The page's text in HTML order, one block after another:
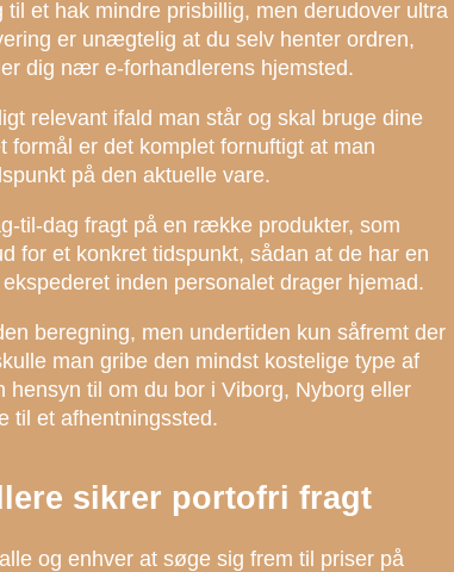
et hak mindre prisbillig, men derudover ultra
er unægtelig at du selv henter ordren,
dig nær e-forhandlerens hjemsted.
relevant ifald man står og skal bruge dine
formål er det komplet fornuftigt at man
på den aktuelle vare.
til-dag fragt på en række produkter, som
for et konkret tidspunkt, sådan at de har en
inden personalet drager hjemad.
beregning, men undertiden kun såfremt der
man gribe den mindst kostelige type af
hensyn til om du bor i Viborg, Nyborg eller
til et afhentningssted.
sikrer portofri fragt
og enhver at søge sig frem til priser på